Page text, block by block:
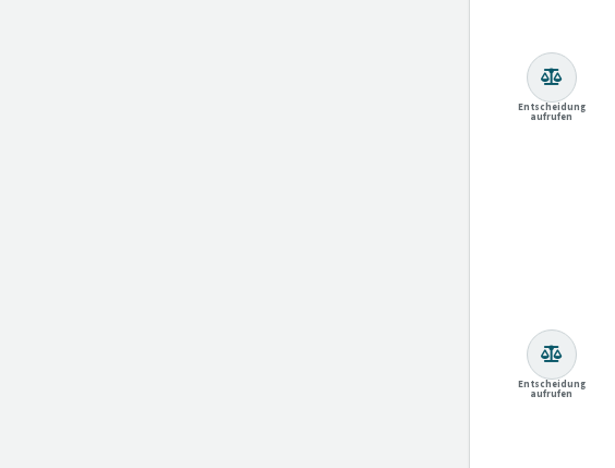
Entscheidung
aufrufen
Entscheidung
aufrufen